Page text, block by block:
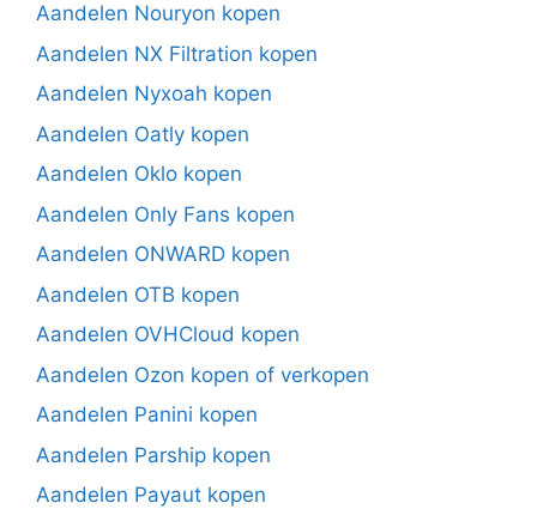
Aandelen Nouryon kopen
Aandelen NX Filtration kopen
Aandelen Nyxoah kopen
Aandelen Oatly kopen
Aandelen Oklo kopen
Aandelen Only Fans kopen
Aandelen ONWARD kopen
Aandelen OTB kopen
Aandelen OVHCloud kopen
Aandelen Ozon kopen of verkopen
Aandelen Panini kopen
Aandelen Parship kopen
Aandelen Payaut kopen